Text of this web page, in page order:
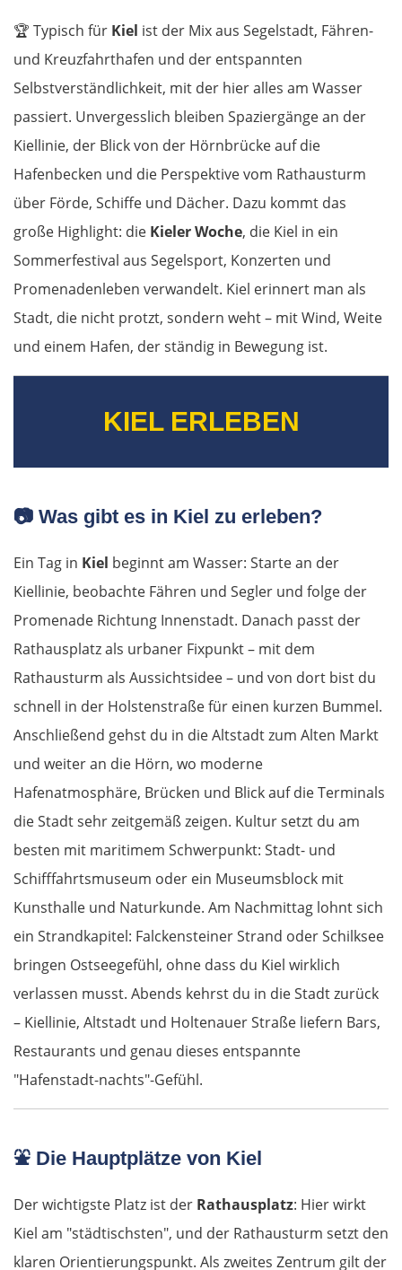
🏆 Typisch für Kiel ist der Mix aus Segelstadt, Fähren-
und Kreuzfahrthafen und der entspannten
Selbstverständlichkeit, mit der hier alles am Wasser
passiert. Unvergesslich bleiben Spaziergänge an der
Kiellinie, der Blick von der Hörnbrücke auf die
Hafenbecken und die Perspektive vom Rathausturm
über Förde, Schiffe und Dächer. Dazu kommt das
große Highlight: die Kieler Woche, die Kiel in ein
Sommerfestival aus Segelsport, Konzerten und
Promenadenleben verwandelt. Kiel erinnert man als
Stadt, die nicht protzt, sondern weht – mit Wind, Weite
und einem Hafen, der ständig in Bewegung ist.
KIEL ERLEBEN
📷 Was gibt es in Kiel zu erleben?
Ein Tag in Kiel beginnt am Wasser: Starte an der
Kiellinie, beobachte Fähren und Segler und folge der
Promenade Richtung Innenstadt. Danach passt der
Rathausplatz als urbaner Fixpunkt – mit dem
Rathausturm als Aussichtsidee – und von dort bist du
schnell in der Holstenstraße für einen kurzen Bummel.
Anschließend gehst du in die Altstadt zum Alten Markt
und weiter an die Hörn, wo moderne
Hafenatmosphäre, Brücken und Blick auf die Terminals
die Stadt sehr zeitgemäß zeigen. Kultur setzt du am
besten mit maritimem Schwerpunkt: Stadt- und
Schifffahrtsmuseum oder ein Museumsblock mit
Kunsthalle und Naturkunde. Am Nachmittag lohnt sich
ein Strandkapitel: Falckensteiner Strand oder Schilksee
bringen Ostseegefühl, ohne dass du Kiel wirklich
verlassen musst. Abends kehrst du in die Stadt zurück
– Kiellinie, Altstadt und Holtenauer Straße liefern Bars,
Restaurants und genau dieses entspannte
"Hafenstadt-nachts"-Gefühl.
⛲ Die Hauptplätze von Kiel
Der wichtigste Platz ist der Rathausplatz: Hier wirkt
Kiel am "städtischsten", und der Rathausturm setzt den
klaren Orientierungspunkt. Als zweites Zentrum gilt der